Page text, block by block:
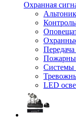
Охранная
Системы
LED